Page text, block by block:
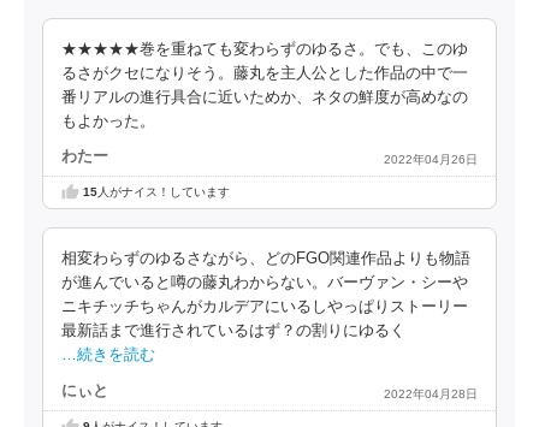
★★★★★巻を重ねても変わらずのゆるさ。でも、このゆ
るさがクセになりそう。藤丸を主人公とした作品の中で一
番リアルの進行具合に近いためか、ネタの鮮度が高めなの
もよかった。
わたー 2022年04月26日
15人がナイス！しています
相変わらずのゆるさながら、どのFGO関連作品よりも物語
が進んでいると噂の藤丸わからない。バーヴァン・シーや
ニキチッチちゃんがカルデアにいるしやっぱりストーリー
最新話まで進行されているはず？の割りにゆるく
…続きを読む
にぃと 2022年04月28日